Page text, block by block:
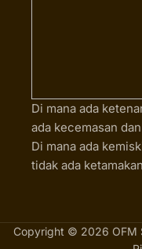
Di mana ada
ada kecemasan
Di mana ada
tidak ada
Copyright © 2026 OFM